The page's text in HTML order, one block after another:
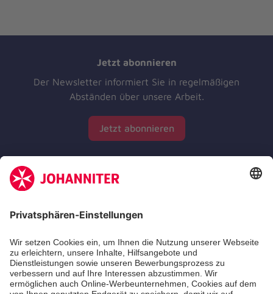
Jetzt abonnieren
Der Newsletter informiert Sie in regelmäßigen
Abständen über unsere Arbeit.
Jetzt abonnieren
Zertifizierung der Johanniter-Unfall-Hilfe e.V.
Die Johanniter GmbH führt das Spendenzertifikat
des Deutschen Spendenrats e.V.